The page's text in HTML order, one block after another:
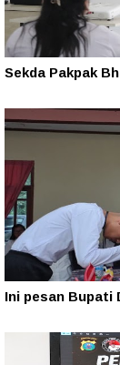
Sekda Pakpak
Ini pesan Bupati